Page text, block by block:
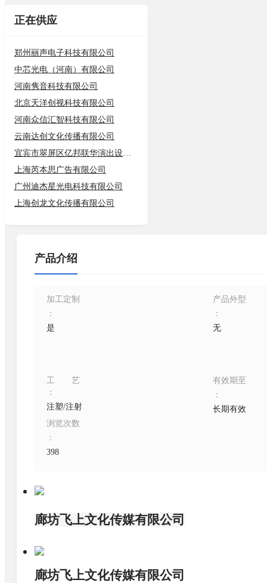
正在供应
郑州丽声电子科技有限公司
中芯光电（河南）有限公司
河南隽音科技有限公司
北京天洋创视科技有限公司
河南众信汇智科技有限公司
云南达创文化传播有限公司
宜宾市翠屏区亿邦联华演出设备租赁服
上海芮本思广告有限公司
广州迪杰星光电科技有限公司
上海创龙文化传播有限公司
产品介绍
加工定制
：
是
产品外型
：
无
工艺
：
注塑/注射
有效期至
：
长期有效
浏览次数
：
398
廊坊飞上文化传媒有限公司
廊坊飞上文化传媒有限公司